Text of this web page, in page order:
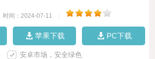
时间：2024-07-11
苹果下载 PC下载
安卓市场，安全绿色